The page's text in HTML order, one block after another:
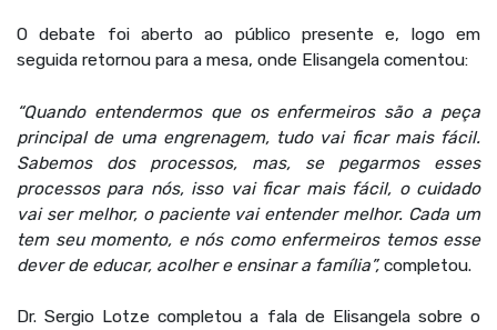
O debate foi aberto ao público presente e, logo em
seguida retornou para a mesa, onde Elisangela comentou:
“Quando entendermos que os enfermeiros são a peça
principal de uma engrenagem, tudo vai ficar mais fácil.
Sabemos dos processos, mas, se pegarmos esses
processos para nós, isso vai ficar mais fácil, o cuidado
vai ser melhor, o paciente vai entender melhor. Cada um
tem seu momento, e nós como enfermeiros temos esse
dever de educar, acolher e ensinar a família”, completou.
Dr. Sergio Lotze completou a fala de Elisangela sobre o